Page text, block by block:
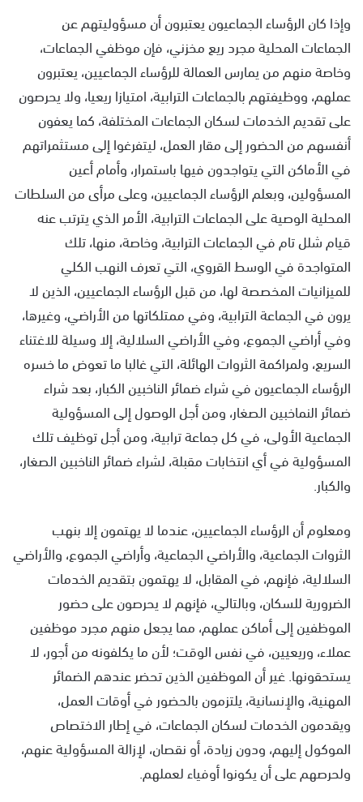
و
ن
وإذا كان الرؤساء الجماعيون يعتبرون أن مسؤوليتهم عن
الجماعات المحلية مجرد ريع مخزني، فإن موظفي الجماعات،
وخاصة منهم من يمارس العمالة للرؤساء الجماعيين، يعتبرون
عملهم، ووظيفتهم بالجماعات الترابية، امتيازا ريعيا، ولا يحرصون
على تقديم الخدمات لسكان الجماعات المختلفة، كما يعفون
أنفسهم من الحضور إلى مقار العمل، ليتفرغوا إلى مستثمراتهم
في الأماكن التي يتواجدون فيها باستمرار، وأمام أعين
المسؤولين، وبعلم الرؤساء الجماعيين، وعلى مرأى من السلطات
المحلية الوصية على الجماعات الترابية، الأمر الذي يترتب عنه
قيام شلل تام في الجماعات الترابية، وخاصة، منها، تلك
المتواجدة في الوسط القروي، التي تعرف النهب الكلي
للميزانيات المخصصة لها، من قبل الرؤساء الجماعيين، الذين لا
يرون في الجماعة الترابية، وفي ممتلكاتها من الأراضي، وغيرها،
وفي أراضي الجموع، وفي الأراضي السلالية، إلا وسيلة للاغتناء
السريع، ولمراكمة الثروات الهائلة، التي غالبا ما تعوض ما خسره
الرؤساء الجماعيون في شراء ضمائر الناخبين الكبار، بعد شراء
ضمائر النماخبين الصغار، ومن أجل الوصول إلى المسؤولية
الجماعية الأولى، في كل جماعة ترابية، ومن أجل توظيف تلك
المسؤولية في أي انتخابات مقبلة، لشراء ضمائر الناخبين الصغار،
والكبار.
ومعلوم أن الرؤساء الجماعيين، عندما لا يهتمون إلا بنهب
الثروات الجماعية، والأراضي الجماعية، وأراضي الجموع، والأراضي
السلالية، فإنهم، في المقابل، لا يهتمون بتقديم الخدمات
الضرورية للسكان، وبالتالي، فإنهم لا يحرصون على حضور
الموظفين إلى أماكن عملهم، مما يجعل منهم مجرد موظفين
عملاء، وريعيين، في نفس الوقت؛ لأن ما يكلفونه من أجور، لا
يستحقونها. غير أن الموظفين الذين تحضر عندهم الضمائر
المهنية، والإنسانية، يلتزمون بالحضور في أوقات العمل،
ويقدمون الخدمات لسكان الجماعات، في إطار الاختصاص
الموكول إليهم، ودون زيادة، أو نقصان، لإزالة المسؤولية عنهم،
ولحرصهم على أن يكونوا أوفياء لعملهم.